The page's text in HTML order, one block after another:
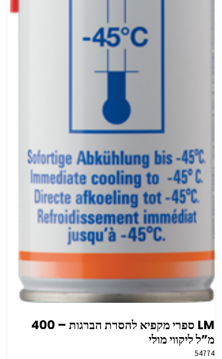
LM ספרי מקפיא להסרת הברגות – 400
מ”ל ליקווי מולי
54774